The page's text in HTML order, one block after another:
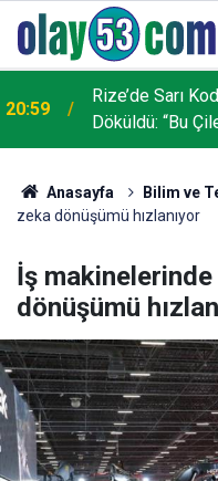
19:32
AK Parti Rize İl
Açıklaması:
Hayata Geçirdik"
Anasayfa Bilim ve
zeka dönüşümü hızlanıyor
İş
dönüşümü